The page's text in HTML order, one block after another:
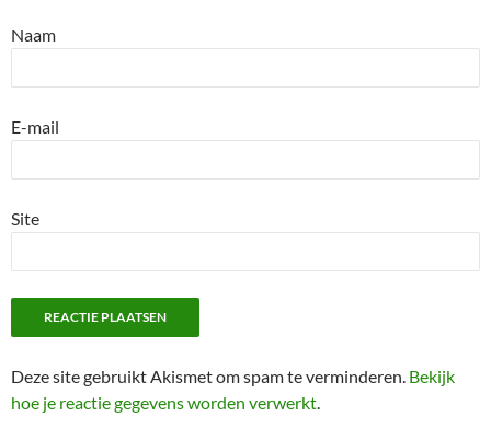
Naam
E-mail
Site
Deze site gebruikt Akismet om spam te verminderen. Bekijk
hoe je reactie gegevens worden verwerkt.